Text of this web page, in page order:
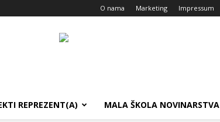
O nama Marketing Impressum
REPREZENT(A) MALA ŠKOLA NOVINARSTVA